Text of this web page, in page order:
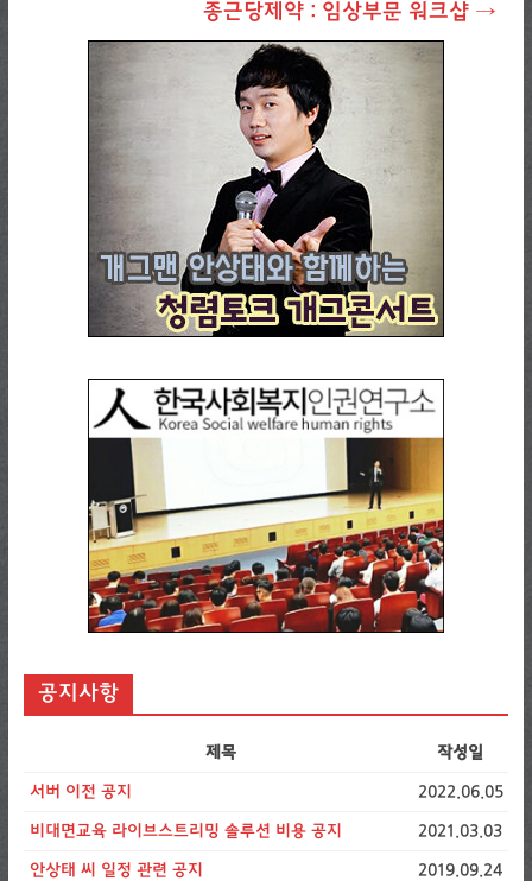
종근당제약 : 임상부문 워크샵 →
공지사항
제목 작성일
서버 이전 공지 2022.06.05
비대면교육 라이브스트리밍 솔루션 비용 공지 2021.03.03
안상태 씨 일정 관련 공지 2019.09.24